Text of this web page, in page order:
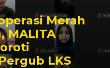
Merah
MALITA
LKS